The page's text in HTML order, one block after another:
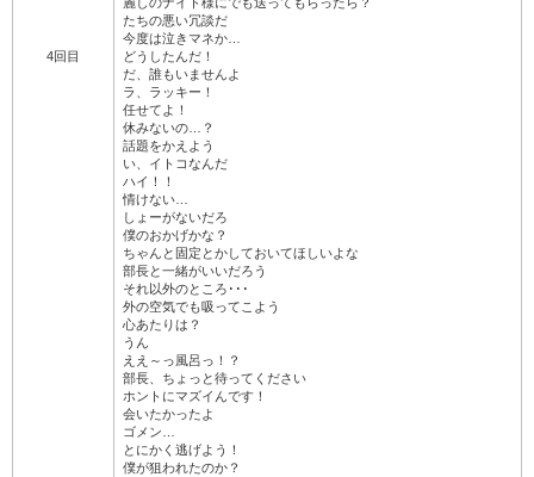
4回目
たちの悪い冗談だ
今度は泣きマネか…
どうしたんだ！
だ、誰もいませんよ
ラ、ラッキー！
任せてよ！
休みないの…？
話題をかえよう
い、イトコなんだ
ハイ！！
情けない…
しょーがないだろ
僕のおかげかな？
ちゃんと固定とかしておいてほしいよな
部長と一緒がいいだろう
それ以外のところ･･･
外の空気でも吸ってこよう
心あたりは？
うん
ええ～っ風呂っ！？
部長、ちょっと待ってください
ホントにマズイんです！
会いたかったよ
ゴメン…
とにかく逃げよう！
僕が狙われたのか？